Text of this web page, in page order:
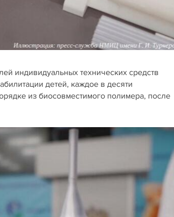
индивидуальных технических средств
детей, каждое в десяти
из биосовместимого полимера, после